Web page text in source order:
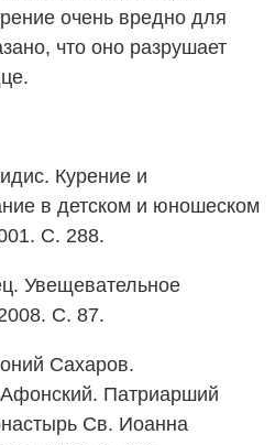
очень вредно для
что оно разрушает
Курение и
в детском и юношеском
С. 288.
Увещевательное
С. 87.
Сахаров.
Патриарший
Св. Иоанна